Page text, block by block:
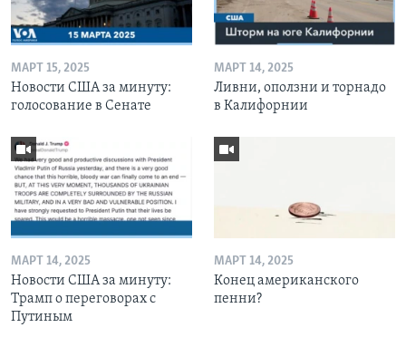
МАРТ 15, 2025
Новости США за минуту:
голосование в Сенате
МАРТ 14, 2025
Ливни, оползни и торнадо
в Калифорнии
МАРТ 14, 2025
Новости США за минуту:
Трамп о переговорах с
Путиным
МАРТ 14, 2025
Конец американского
пенни?